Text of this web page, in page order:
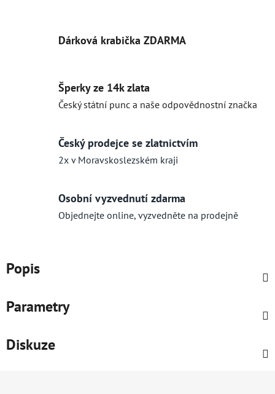
Dárková krabička ZDARMA
Šperky ze 14k zlata
Český státní punc a naše odpovědnostní značka
Český prodejce se zlatnictvím
2x v Moravskoslezském kraji
Osobní vyzvednutí zdarma
Objednejte online, vyzvedněte na prodejně
Popis
Parametry
Diskuze